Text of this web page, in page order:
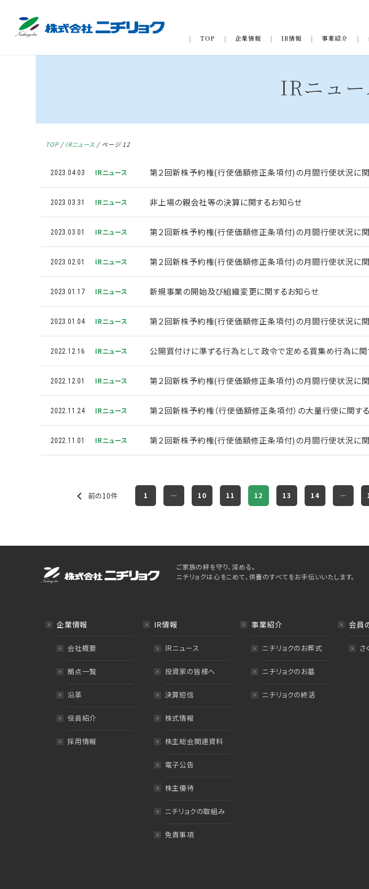
TOP 企業情報 IR情報 事業紹介
IRニュー
TOP/ IRニュース / ページ 12
2023.04.03 IRニュース 第２回新株予約権(行使価額修正条項付)の月間行使状況に
2023.03.31 IRニュース 非上場の親会社等の決算に関するお知らせ
2023.03.01 IRニュース 第２回新株予約権(行使価額修正条項付)の月間行使状況に
2023.02.01 IRニュース 第２回新株予約権(行使価額修正条項付)の月間行使状況に
2023.01.17 IRニュース 新規事業の開始及び組織変更に関するお知らせ
2023.01.04 IRニュース 第２回新株予約権(行使価額修正条項付)の月間行使状況に
2022.12.16 IRニュース 公開買付けに準ずる行為として政令で定める買集め行為に関
2022.12.01 IRニュース 第２回新株予約権(行使価額修正条項付)の月間行使状況に
2022.11.24 IRニュース 第２回新株予約権（行使価額修正条項付）の大量行使に関す
2022.11.01 IRニュース 第２回新株予約権(行使価額修正条項付)の月間行使状況に
前の10件 1 … 10 11 12 13 14 …
ご家族の絆を守り、深める。
ニチリョクは心をこめて、供養のすべてをお手伝いいたします。
企業情報
会社概要
拠点一覧
沿革
役員紹介
採用情報
IR情報
IRニュース
投資家の皆様へ
決算短信
株式情報
株主総会関連資料
電子公告
株主優待
ニチリョクの取組み
免責事項
事業紹介
ニチリョクのお葬式
ニチリョクのお墓
ニチリョクの終活
会員
さ